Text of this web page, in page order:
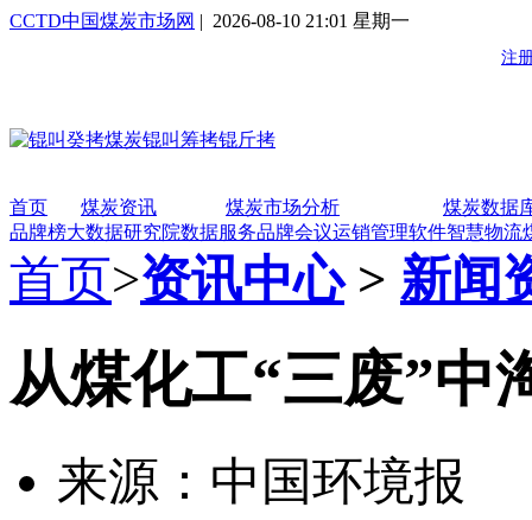
CCTD中国煤炭市场网 | 2026-08-10 21:01 星期一
首页 煤炭资讯 煤炭市场分析
煤炭数据
品牌榜大数据研究院数据服务品牌会议运销管理软件智慧物流
首页>资讯中心> 新闻
从煤化工“三废”中
来源：中国环境报